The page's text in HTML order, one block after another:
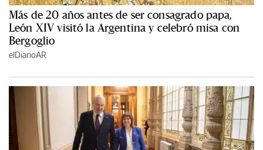
Más de 20 años antes de ser consagrado papa,
León XIV visitó la Argentina y celebró misa con
Bergoglio
elDiarioAR